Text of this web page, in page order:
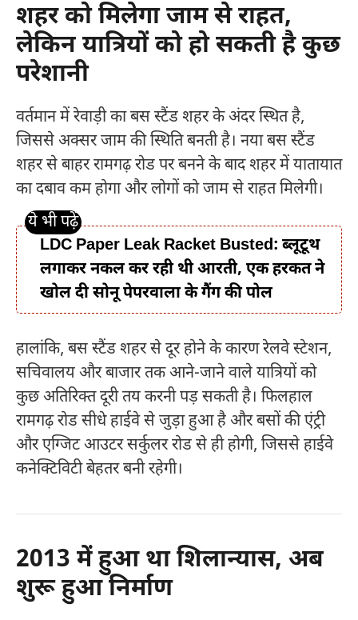
शहर को मिलेगा जाम से राहत,
लेकिन यात्रियों को हो सकती है कुछ
परेशानी
वर्तमान में रेवाड़ी का बस स्टैंड शहर के अंदर स्थित है,
जिससे अक्सर जाम की स्थिति बनती है। नया बस स्टैंड
शहर से बाहर रामगढ़ रोड पर बनने के बाद शहर में यातायात
का दबाव कम होगा और लोगों को जाम से राहत मिलेगी।
LDC Paper Leak Racket Busted: ब्लूटूथ
लगाकर नकल कर रही थी आरती, एक हरकत ने
खोल दी सोनू पेपरवाला के गैंग की पोल
हालांकि, बस स्टैंड शहर से दूर होने के कारण रेलवे स्टेशन,
सचिवालय और बाजार तक आने-जाने वाले यात्रियों को
कुछ अतिरिक्त दूरी तय करनी पड़ सकती है। फिलहाल
रामगढ़ रोड सीधे हाईवे से जुड़ा हुआ है और बसों की एंट्री
और एग्जिट आउटर सर्कुलर रोड से ही होगी, जिससे हाईवे
कनेक्टिविटी बेहतर बनी रहेगी।
2013 में हुआ था शिलान्यास, अब
शुरू हुआ निर्माण